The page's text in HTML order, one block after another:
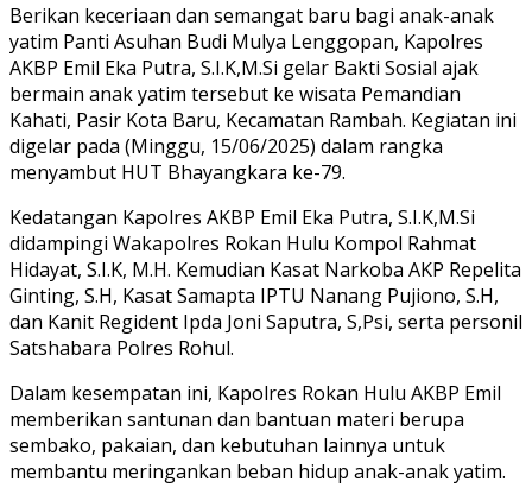
Berikan keceriaan dan semangat baru bagi anak-anak
yatim Panti Asuhan Budi Mulya Lenggopan, Kapolres
AKBP Emil Eka Putra, S.I.K,M.Si gelar Bakti Sosial ajak
bermain anak yatim tersebut ke wisata Pemandian
Kahati, Pasir Kota Baru, Kecamatan Rambah. Kegiatan ini
digelar pada (Minggu, 15/06/2025) dalam rangka
menyambut HUT Bhayangkara ke-79.
Kedatangan Kapolres AKBP Emil Eka Putra, S.I.K,M.Si
didampingi Wakapolres Rokan Hulu Kompol Rahmat
Hidayat, S.I.K, M.H. Kemudian Kasat Narkoba AKP Repelita
Ginting, S.H, Kasat Samapta IPTU Nanang Pujiono, S.H,
dan Kanit Regident Ipda Joni Saputra, S,Psi, serta personil
Satshabara Polres Rohul.
Dalam kesempatan ini, Kapolres Rokan Hulu AKBP Emil
memberikan santunan dan bantuan materi berupa
sembako, pakaian, dan kebutuhan lainnya untuk
membantu meringankan beban hidup anak-anak yatim.